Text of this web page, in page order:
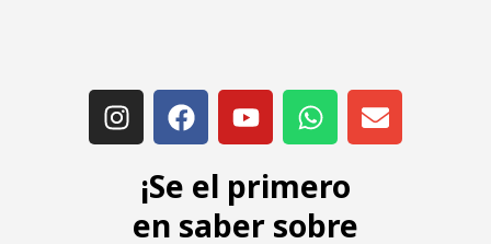
¡Se el primero
en saber sobre